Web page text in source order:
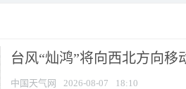
台风“灿鸿”将向西北方向移
中国天气网 2026-08-07 18:10